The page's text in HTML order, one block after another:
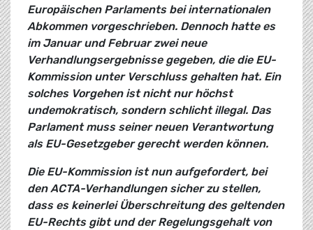
Europäischen Parlaments bei internationalen
Abkommen vorgeschrieben. Dennoch hatte es
im Januar und Februar zwei neue
Verhandlungsergebnisse gegeben, die die EU-
Kommission unter Verschluss gehalten hat. Ein
solches Vorgehen ist nicht nur höchst
undemokratisch, sondern schlicht illegal. Das
Parlament muss seiner neuen Verantwortung
als EU-Gesetzgeber gerecht werden können.
Die EU-Kommission ist nun aufgefordert, bei
den ACTA-Verhandlungen sicher zu stellen,
dass es keinerlei Überschreitung des geltenden
EU-Rechts gibt und der Regelungsgehalt von